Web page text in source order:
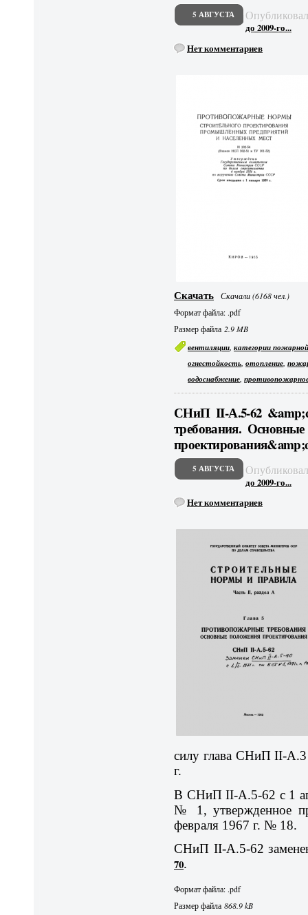
5 АВГУСТА
до 2009-го...
Нет комментариев
Скачать
Скачали (6168 чел.)
Формат файла: .pdf
Размер файла2.9 MB
вентиляции,категории
огнестойкость,отопление,
водоснабжение,
СНиП II-А.5-62
требования.
5 АВГУСТА
до 2009-го...
Нет комментариев
силу глава СНиП II-
г.
В СНиП II-А.5-62 с 1
№ 1, утвержденное
февраля 1967 г. № 18.
СНиП II-А.5-62
70.
Формат файла: .pdf
Размер файла868.9 kB